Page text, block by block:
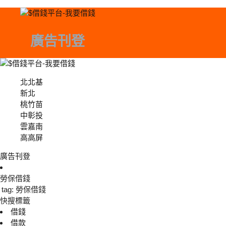
廣告刊登
北北基
新北
桃竹苗
中彰投
雲嘉南
高高屏
廣告刊登
勞保借錢
tag: 勞保借錢
快搜標籤
借錢
借款